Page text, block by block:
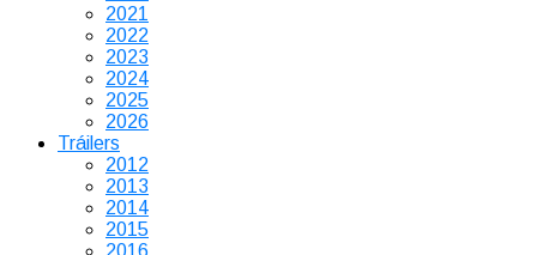
2021
2022
2023
2024
2025
2026
Tráilers
2012
2013
2014
2015